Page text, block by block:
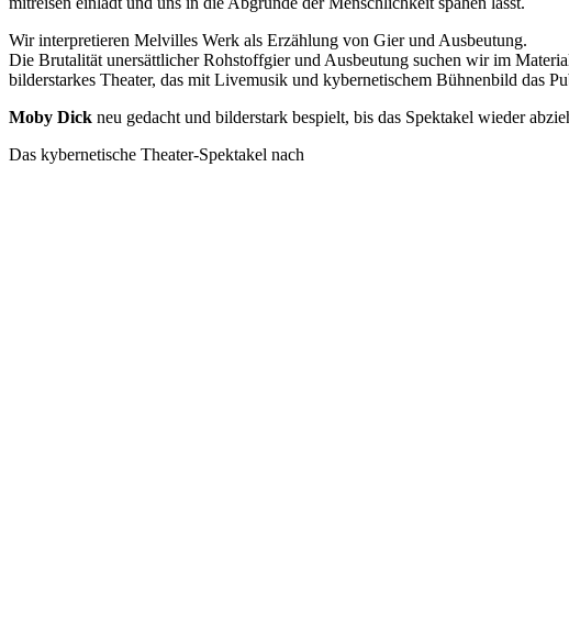
Wir interpretieren Melvilles Werk als Erzählung von Gier und Ausbeutung.
Die Brutalität unersättlicher Rohstoffgier und Ausbeutung suchen wir im
bilderstarkes Theater, das mit Livemusik und kybernetischem Bühnenbild das
Moby Dick neu gedacht und bilderstark bespielt, bis das Spektakel wieder
Das kybernetische Theater-Spektakel nach